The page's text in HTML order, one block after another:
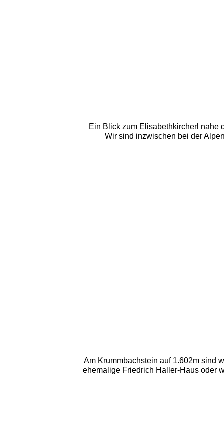
Ein Blick zum Elisabethkircherl nahe
Wir sind inzwischen bei der
Am Krummbachstein auf 1.602m sind
ehemalige Friedrich Haller-Haus oder